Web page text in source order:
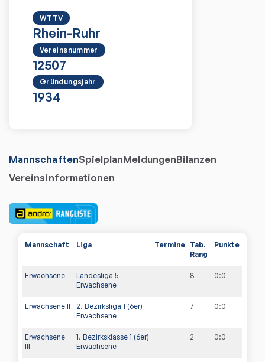
WTTV
Rhein-Ruhr
Vereinsnummer
12507
Gründungsjahr
1934
MannschaftenSpielplanMeldungenBilanzen
Vereinsinformationen
Mannschaft Liga Termine Tab.
Rang
Punkte
Erwachsene
Landesliga 5
Erwachsene
8 0:0
Erwachsene II
2. Bezirksliga 1 (6er)
Erwachsene
7 0:0
Erwachsene
III
1. Bezirksklasse 1 (6er)
Erwachsene
2 0:0